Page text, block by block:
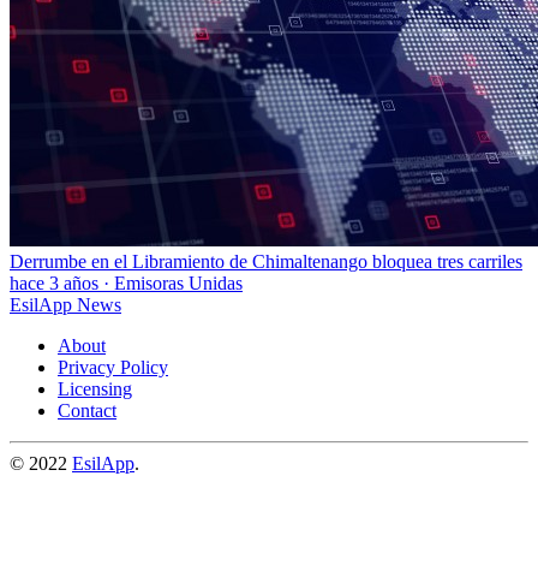
Derrumbe en el Libramiento de Chimaltenango bloquea tres carriles
hace 3 años · Emisoras Unidas
EsilApp News
About
Privacy Policy
Licensing
Contact
© 2022 EsilApp.